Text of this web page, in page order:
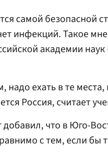
самой безопасной
инфекций. Такое
академии наук
надо ехать в те
Россия, считает
что в Юго-
с тем, если бы